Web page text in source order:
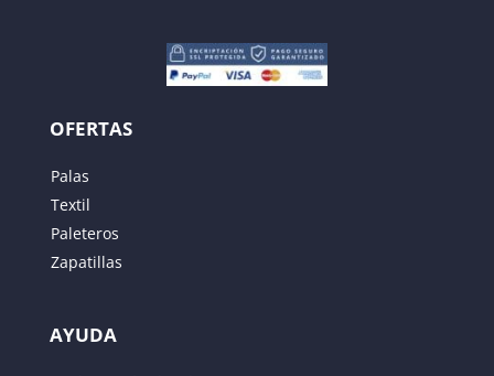
OFERTAS
Palas
Textil
Paleteros
Zapatillas
AYUDA